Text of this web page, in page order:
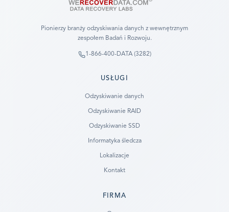
Pionierzy branży odzyskiwania danych z wewnętrznym
zespołem Badań i Rozwoju.
1-866-400-DATA (3282)
USŁUGI
Odzyskiwanie danych
Odzyskiwanie RAID
Odzyskiwanie SSD
Informatyka śledcza
Lokalizacje
Kontakt
FIRMA